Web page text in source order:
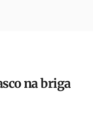
na briga